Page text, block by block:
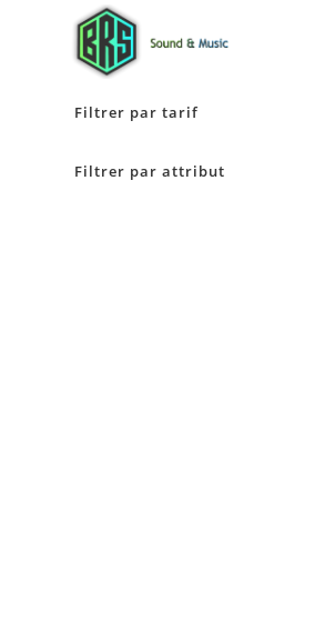
Filtrer par tarif
Filtrer par attribut